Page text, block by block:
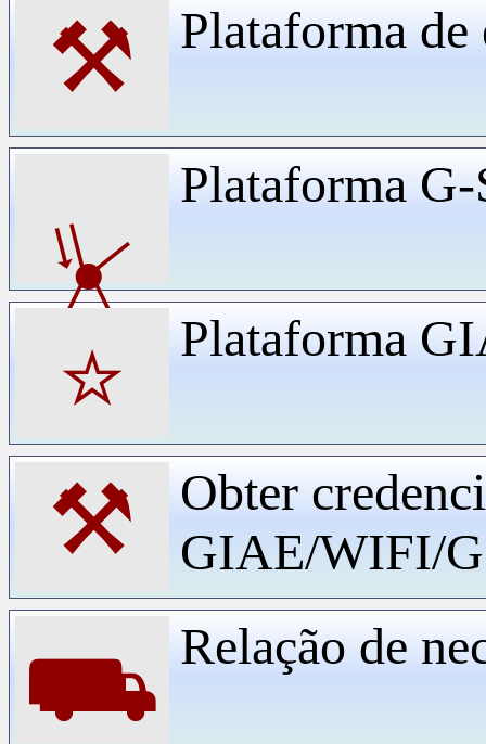
⚒ Plataforma
⏧
Plataforma
⭐ Plataforma
⚒
Obter
GIAE/WIFI/
⛟ Relação de